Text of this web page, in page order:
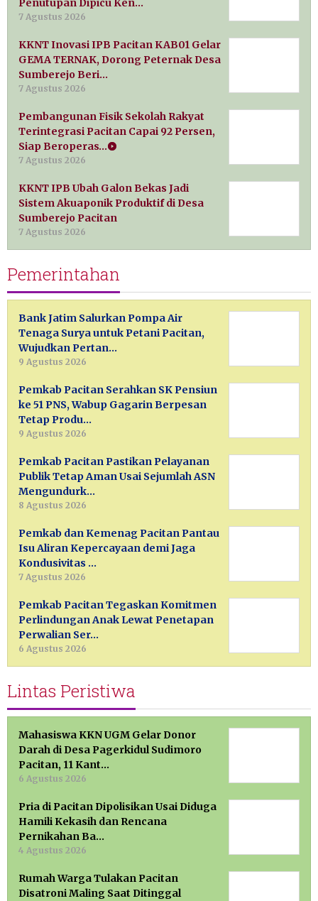
Penutupan Dipicu Ken…
7 Agustus 2026
KKNT Inovasi IPB Pacitan KAB01 Gelar
GEMA TERNAK, Dorong Peternak Desa
Sumberejo Beri…
7 Agustus 2026
Pembangunan Fisik Sekolah Rakyat
Terintegrasi Pacitan Capai 92 Persen,
Siap Beroperas…
7 Agustus 2026
KKNT IPB Ubah Galon Bekas Jadi
Sistem Akuaponik Produktif di Desa
Sumberejo Pacitan
7 Agustus 2026
Pemerintahan
Bank Jatim Salurkan Pompa Air
Tenaga Surya untuk Petani Pacitan,
Wujudkan Pertan…
9 Agustus 2026
Pemkab Pacitan Serahkan SK Pensiun
ke 51 PNS, Wabup Gagarin Berpesan
Tetap Produ…
9 Agustus 2026
Pemkab Pacitan Pastikan Pelayanan
Publik Tetap Aman Usai Sejumlah ASN
Mengundurk…
8 Agustus 2026
Pemkab dan Kemenag Pacitan Pantau
Isu Aliran Kepercayaan demi Jaga
Kondusivitas …
7 Agustus 2026
Pemkab Pacitan Tegaskan Komitmen
Perlindungan Anak Lewat Penetapan
Perwalian Ser…
6 Agustus 2026
Lintas Peristiwa
Mahasiswa KKN UGM Gelar Donor
Darah di Desa Pagerkidul Sudimoro
Pacitan, 11 Kant…
6 Agustus 2026
Pria di Pacitan Dipolisikan Usai Diduga
Hamili Kekasih dan Rencana
Pernikahan Ba…
4 Agustus 2026
Rumah Warga Tulakan Pacitan
Disatroni Maling Saat Ditinggal